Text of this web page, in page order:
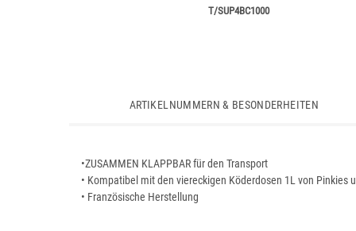
T/SUP4BC1000
ARTIKELNUMMERN & BESONDERHEITEN
•ZUSAMMEN KLAPPBAR für den Transport
• Kompatibel mit den viereckigen Köderdosen 1L von Pinkies
• Französische Herstellung